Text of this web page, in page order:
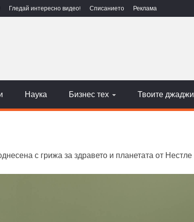
Гледай интересно видео! Списанието Реклама
Наука Бизнес тех Твоите джаджи
с грижа за здравето и планетата от Нестле